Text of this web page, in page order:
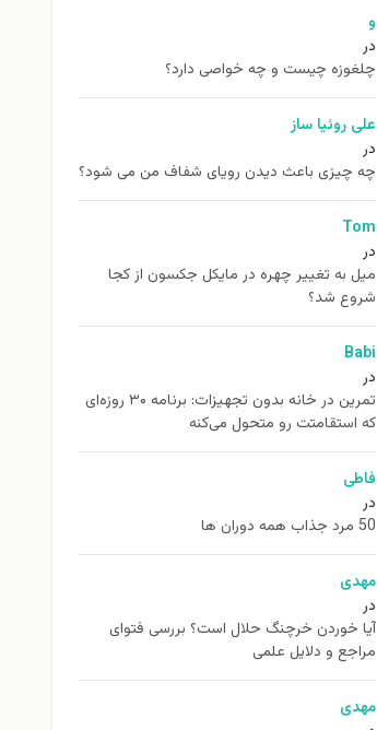
و
در
چلغوزه چیست و چه خواصی دارد؟
علی روئیا ساز
در
چه چیزی باعث دیدن رویای شفاف من می شود؟
Tom
در
ميل به تغيير چهره در مایکل جکسون از كجا
شروع شد؟
Babi
در
تمرین در خانه بدون تجهیزات: برنامه ۳۰ روزه‌ای
که استقامتت رو متحول می‌کنه
فاطی
در
50 مرد جذاب همه دوران ها
مهدی
در
آیا خوردن خرچنگ حلال است؟ بررسی فتوای
مراجع و دلایل علمی
مهدی